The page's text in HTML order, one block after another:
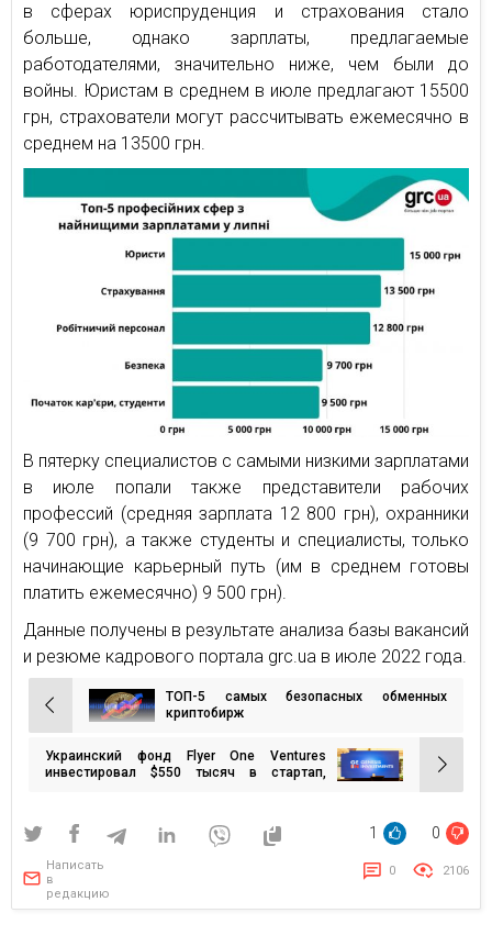
в сферах юриспруденция и страхования стало
больше, однако зарплаты, предлагаемые
работодателями, значительно ниже, чем были до
войны. Юристам в среднем в июле предлагают 15500
грн, страхователи могут рассчитывать ежемесячно в
среднем на 13500 грн.
В пятерку специалистов с самыми низкими зарплатами
в июле попали также представители рабочих
профессий (средняя зарплата 12 800 грн), охранники
(9 700 грн), а также студенты и специалисты, только
начинающие карьерный путь (им в среднем готовы
платить ежемесячно) 9 500 грн).
Данные получены в результате анализа базы вакансий
и резюме кадрового портала grc.ua в июле 2022 года.
Навигация
по
записям
ТОП-5 самых безопасных обменных
криптобирж
Украинский фонд Flyer One Ventures
инвестировал $550 тысяч в стартап,
1 0
Написать
в
редакцию
0 2106